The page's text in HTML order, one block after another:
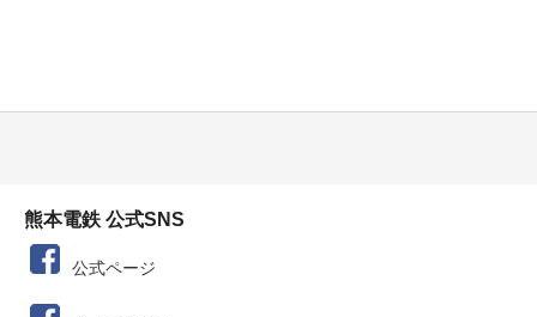
熊本電鉄 公式SNS
公式ページ